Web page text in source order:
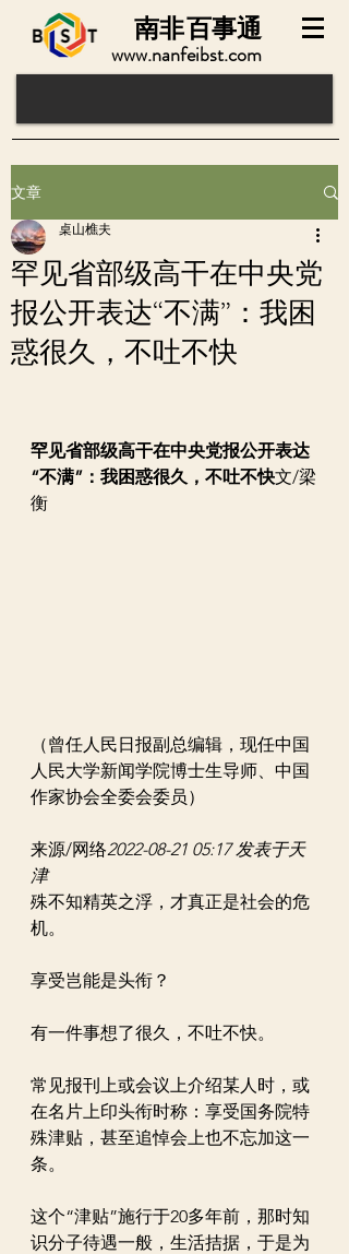
www.nanfeibst.com
百事通
南非
文章
罕见省部级高干在中央党
报公开表达“不满”：我困
惑很久，不吐不快
桌山樵夫
罕见省部级高干在中央党报公开表达
“不满”：我困惑很久，不吐不快文/梁
衡
（曾任人民日报副总编辑，现任中国
人民大学新闻学院博士生导师、中国
作家协会全委会委员）
来源/网络2022-08-21 05:17 发表于天
津
殊不知精英之浮，才真正是社会的危
机。
享受岂能是头衔？
有一件事想了很久，不吐不快。
常见报刊上或会议上介绍某人时，或
在名片上印头衔时称：享受国务院特
殊津贴，甚至追悼会上也不忘加这一
条。
这个“津贴”施行于20多年前，那时知
识分子待遇一般，生活拮据，于是为